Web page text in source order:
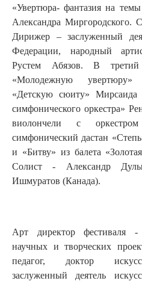
«Увертюра- фантазия на
Александра Миргородского.
Дирижер – заслуженный
Федерации, народный
Рустем Абязов. В
«Молодежную
«Детскую сюиту»
симфонического оркестра»
виолончели с
симфонический дастан
и «Битву» из балета
Солист - Александр
Ишмуратов (Канада).
Арт директор фестиваля -
научных и творческих
педагог, доктор
заслуженный деятель